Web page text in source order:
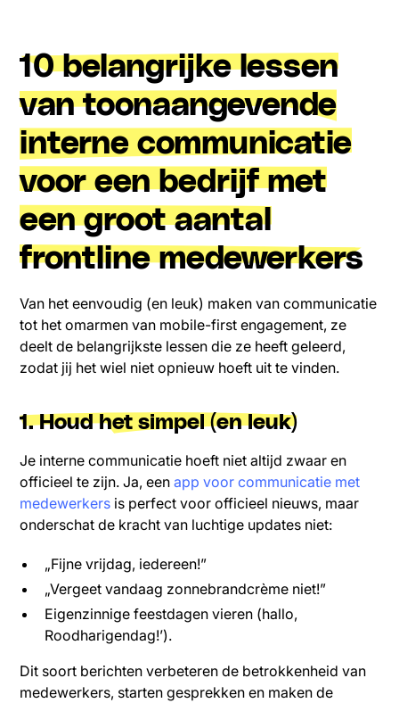
10 belangrijke lessen
van toonaangevende
interne communicatie
voor een bedrijf met
een groot aantal
frontline medewerkers
Van het eenvoudig (en leuk) maken van communicatie
tot het omarmen van mobile-first engagement, ze
deelt de belangrijkste lessen die ze heeft geleerd,
zodat jij het wiel niet opnieuw hoeft uit te vinden.
1. Houd het simpel (en leuk)
Je interne communicatie hoeft niet altijd zwaar en
officieel te zijn. Ja, een app voor communicatie met
medewerkers is perfect voor officieel nieuws, maar
onderschat de kracht van luchtige updates niet:
„Fijne vrijdag, iedereen!”
„Vergeet vandaag zonnebrandcrème niet!”
Eigenzinnige feestdagen vieren (hallo,
Roodharigendag!’).
Dit soort berichten verbeteren de betrokkenheid van
medewerkers, starten gesprekken en maken de